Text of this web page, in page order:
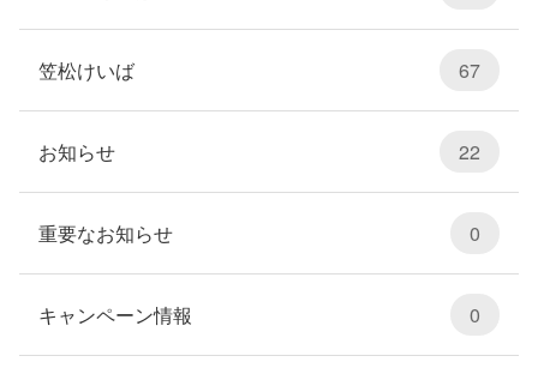
笠松けいば 67
お知らせ 22
重要なお知らせ 0
キャンペーン情報 0